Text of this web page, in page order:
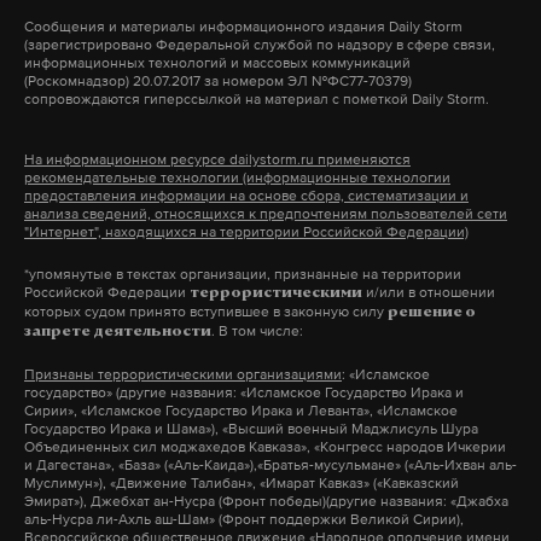
Дзен VK
Сообщения и материалы информационного издания Daily Storm
(зарегистрировано Федеральной службой по надзору в сфере связи,
информационных технологий и массовых коммуникаций
(Роскомнадзор) 20.07.2017 за номером ЭЛ №ФС77-70379)
сопровождаются гиперссылкой на материал с пометкой Daily Storm.
На информационном ресурсе dailystorm.ru применяются
рекомендательные технологии (информационные технологии
предоставления информации на основе сбора, систематизации и
анализа сведений, относящихся к предпочтениям пользователей сети
"Интернет", находящихся на территории Российской Федерации)
*упомянутые в текстах организации, признанные на территории
Российской Федерации террористическими и/или в отношении
которых судом принято вступившее в законную силу решение о
запрете деятельности. В том числе:
Признаны террористическими организациями: «Исламское
государство» (другие названия: «Исламское Государство Ирака и
Сирии», «Исламское Государство Ирака и Леванта», «Исламское
Государство Ирака и Шама»), «Высший военный Маджлисуль Шура
Объединенных сил моджахедов Кавказа», «Конгресс народов Ичкерии
и Дагестана», «База» («Аль-Каида»),«Братья-мусульмане» («Аль-Ихван аль-
Муслимун»), «Движение Талибан», «Имарат Кавказ» («Кавказский
Эмират»), Джебхат ан-Нусра (Фронт победы)(другие названия: «Джабха
аль-Нусра ли-Ахль аш-Шам» (Фронт поддержки Великой Сирии),
Всероссийское общественное движение «Народное ополчение имени